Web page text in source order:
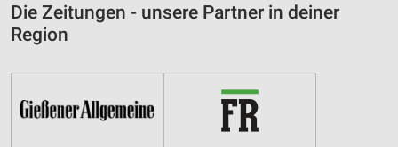
Die Zeitungen - unsere Partner in deiner
Region